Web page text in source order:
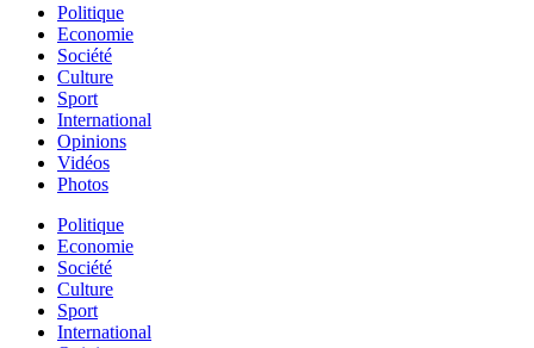
Politique
Economie
Société
Culture
Sport
International
Opinions
Vidéos
Photos
Politique
Economie
Société
Culture
Sport
International